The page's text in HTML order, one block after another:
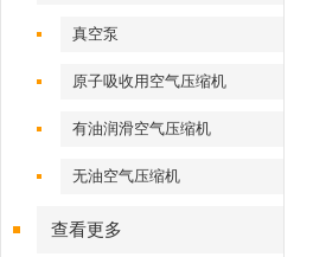
真空泵
原子吸收用空气压缩机
有油润滑空气压缩机
无油空气压缩机
查看更多